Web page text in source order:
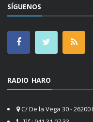
SÍGUENOS
RADIO HARO
C/ De la Vega 30 - 26200